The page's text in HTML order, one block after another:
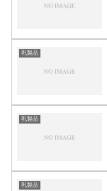
乳製品
乳製品
乳製品